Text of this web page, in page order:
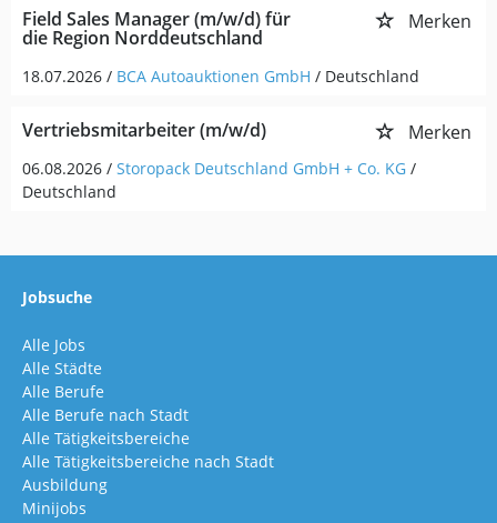
Field Sales Manager (m/w/d) für
die Region Norddeutschland
Merken
18.07.2026 / BCA Autoauktionen GmbH / Deutschland
Vertriebsmitarbeiter (m/w/d) Merken
06.08.2026 / Storopack Deutschland GmbH + Co. KG /
Deutschland
Jobsuche
Alle Jobs
Alle Städte
Alle Berufe
Alle Berufe nach Stadt
Alle Tätigkeitsbereiche
Alle Tätigkeitsbereiche nach Stadt
Ausbildung
Minijobs